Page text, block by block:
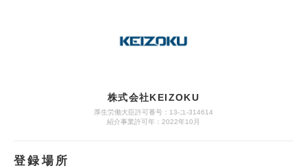
株式会社KEIZOKU
厚生労働大臣許可番号：13-ユ-314614
紹介事業許可年：2022年10月
登録場所